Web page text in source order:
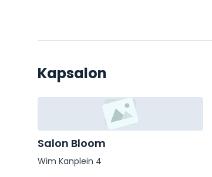
Kapsalon
Salon Bloom
Wim Kanplein 4